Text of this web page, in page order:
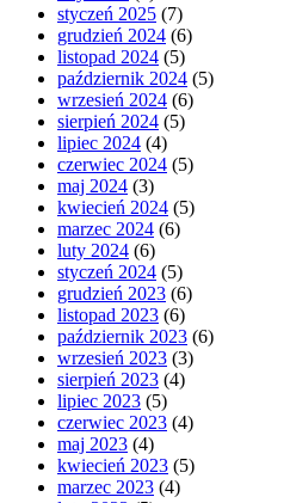
styczeń 2025 (7)
grudzień 2024 (6)
listopad 2024 (5)
październik 2024 (5)
wrzesień 2024 (6)
sierpień 2024 (5)
lipiec 2024 (4)
czerwiec 2024 (5)
maj 2024 (3)
kwiecień 2024 (5)
marzec 2024 (6)
luty 2024 (6)
styczeń 2024 (5)
grudzień 2023 (6)
listopad 2023 (6)
październik 2023 (6)
wrzesień 2023 (3)
sierpień 2023 (4)
lipiec 2023 (5)
czerwiec 2023 (4)
maj 2023 (4)
kwiecień 2023 (5)
marzec 2023 (4)